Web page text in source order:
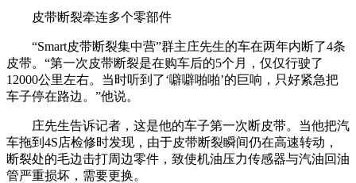
皮带断裂牵连多个零部件
“Smart皮带断裂集中营”群主庄先生的车在两年内断了4条
皮带。“第一次皮带断裂是在购车后的5个月，仅仅行驶了
12000公里左右。当时听到了‘噼噼啪啪’的巨响，只好紧急把
车子停在路边。”他说。
庄先生告诉记者，这是他的车子第一次断皮带。当他把汽
车拖到4S店检修时发现，由于皮带断裂瞬间仍在高速转动，
断裂处的毛边击打周边零件，致使机油压力传感器与汽油回油
管严重损坏，需要更换。